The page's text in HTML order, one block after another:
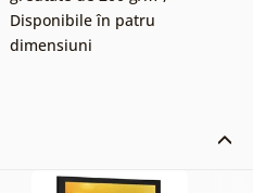
Disponibile în patru
dimensiuni